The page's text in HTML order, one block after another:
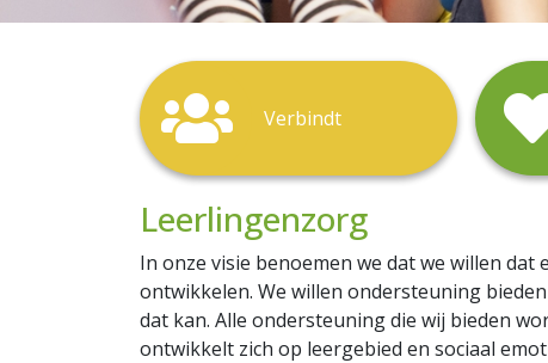
Verbindt
Leerlingenzorg
In onze visie benoemen we dat we willen
ontwikkelen. We willen ondersteuning
dat kan. Alle ondersteuning die wij bieden
ontwikkelt zich op leergebied en sociaal